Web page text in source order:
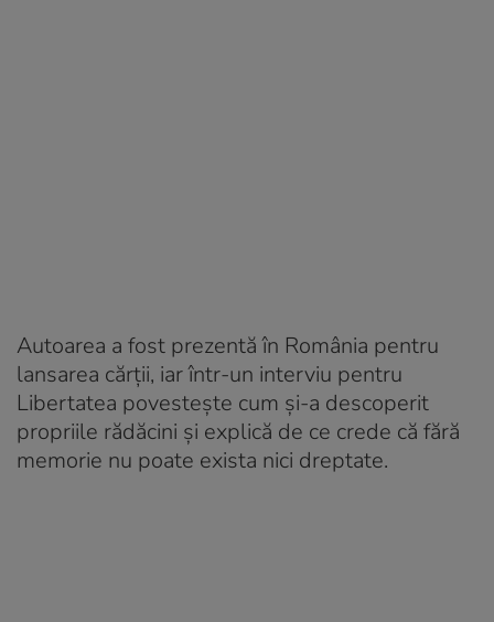
Autoarea a fost prezentă în România pentru
lansarea cărții, iar într-un interviu pentru
Libertatea povestește cum și-a descoperit
propriile rădăcini și explică de ce crede că fără
memorie nu poate exista nici dreptate.